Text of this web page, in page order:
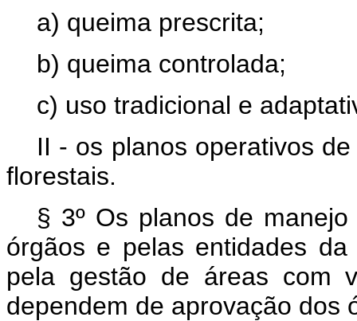
a) queima prescrita;
b) queima controlada;
c) uso tradicional e
II - os planos operativos
florestais.
§ 3º Os planos de
órgãos e pelas entidades da
pela gestão de áreas com
dependem de aprovação dos